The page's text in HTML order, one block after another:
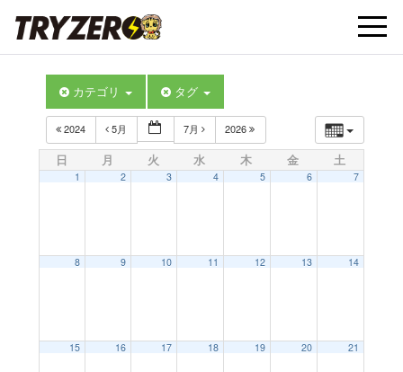
t
カテゴリ タグ
2024 5月 7月 2026
日 月 火 水 木 金 土
1 2 3 4 5 6 7
8 9 10 11 12 13 14
15 16 17 18 19 20 21